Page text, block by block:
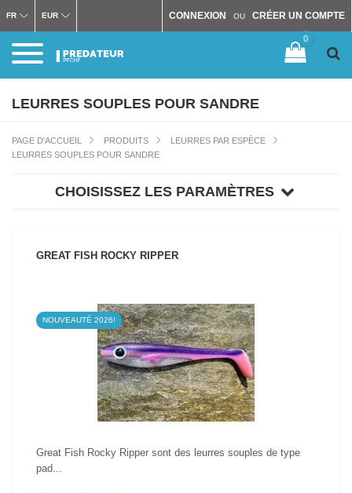
CONNEXION OU CRÉER UN COMPTE
FR EUR
0
LEURRES SOUPLES POUR SANDRE
PAGE D'ACCUEIL PRODUITS
LEURRES PAR ESPÈCE
LEURRES SOUPLES POUR SANDRE
CHOISISSEZ LES PARAMÈTRES
GREAT FISH ROCKY RIPPER
NOUVEAUTÉ 2026!
VOIR LE PRODUIT
Great Fish Rocky Ripper sont des leurres souples de type
pad...